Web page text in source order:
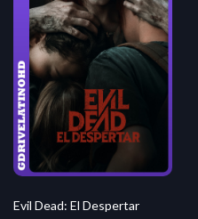
Evil Dead: El Despertar